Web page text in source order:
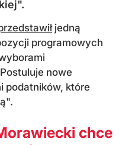
jedną
programowych
nowe
podatników, które
chce